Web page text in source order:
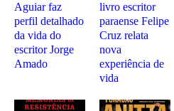
Aguiar faz
perfil detalhado
da vida do
escritor Jorge
Amado
livro escritor
paraense Felipe
Cruz relata
nova
experiência de
vida